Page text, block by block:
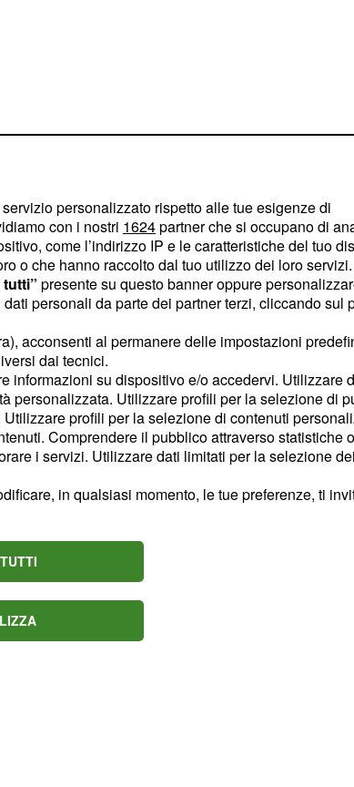
personalizzato rispetto alle tue esigenze di
con i nostri 1624partner che si occupano di
come l’indirizzo IP e le caratteristiche del tuo
o che hanno raccolto dal tuo utilizzo dei loro
presente su questo banner oppure
personali da parte dei partner terzi, cliccando sul
acconsenti al permanere delle impostazioni
dai tecnici.
informazioni su dispositivo e/o accedervi. Utilizzare
personalizzata. Utilizzare profili per la selezione di
profili per la selezione di contenuti
Comprendere il pubblico attraverso statistiche
i servizi. Utilizzare dati limitati per la selezione dei
in qualsiasi momento, le tue preferenze, ti